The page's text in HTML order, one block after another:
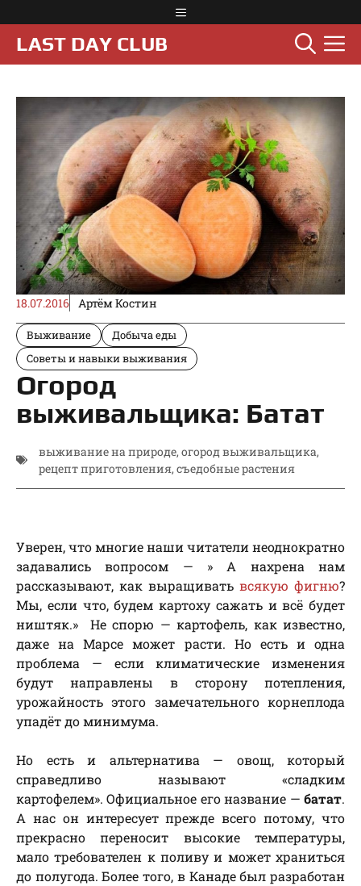
к
содержимому
Меню
LAST DAY CLUB
18.07.2016 Артём Костин
Выживание
Добыча еды
Советы и навыки выживания
Огород
выживальщика: Батат
выживание на природе, огород выживальщика,
рецепт приготовления, съедобные растения
Уверен, что многие наши читатели неоднократно
задавались вопросом — » А нахрена нам
рассказывают, как выращивать всякую фигню?
Мы, если что, будем картоху сажать и всё будет
ништяк.» Не спорю — картофель, как известно,
даже на Марсе может расти. Но есть и одна
проблема — если климатические изменения
будут направлены в сторону потепления,
урожайность этого замечательного корнеплода
упадёт до минимума.
Но есть и альтернатива — овощ, который
справедливо называют «сладким
картофелем». Официальное его название — батат.
А нас он интересует прежде всего потому, что
прекрасно переносит высокие температуры,
мало требователен к поливу и может храниться
до полугода. Более того, в Канаде был разработан